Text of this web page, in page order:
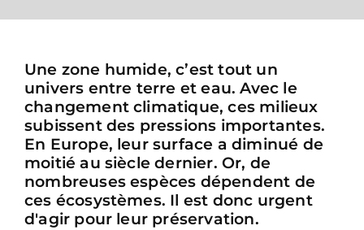
Une zone humide, c’est tout un
univers entre terre et eau. Avec le
changement climatique, ces milieux
subissent des pressions importantes.
En Europe, leur surface a diminué de
moitié au siècle dernier. Or, de
nombreuses espèces dépendent de
ces écosystèmes. Il est donc urgent
d'agir pour leur préservation.